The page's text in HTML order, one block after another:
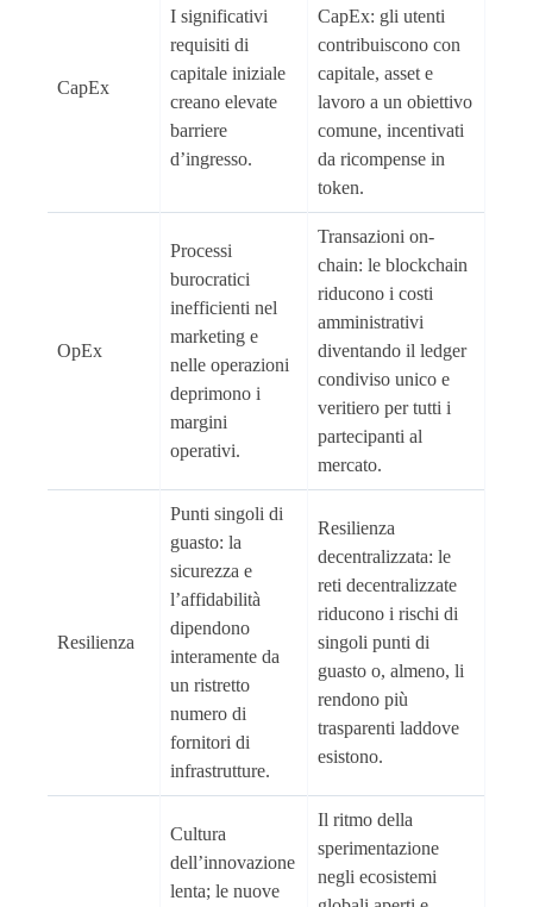
CapEx
I significativi
requisiti di
capitale iniziale
creano elevate
barriere
d’ingresso.
CapEx: gli utenti
contribuiscono con
capitale, asset e
lavoro a un obiettivo
comune, incentivati
da ricompense in
token.
OpEx
Processi
burocratici
inefficienti nel
marketing e
nelle operazioni
deprimono i
margini
operativi.
Transazioni on-
chain: le blockchain
riducono i costi
amministrativi
diventando il ledger
condiviso unico e
veritiero per tutti i
partecipanti al
mercato.
Resilienza
Punti singoli di
guasto: la
sicurezza e
l’affidabilità
dipendono
interamente da
un ristretto
numero di
fornitori di
infrastrutture.
Resilienza
decentralizzata: le
reti decentralizzate
riducono i rischi di
singoli punti di
guasto o, almeno, li
rendono più
trasparenti laddove
esistono.
Cultura
dell’innovazione
lenta; le nuove
Il ritmo della
sperimentazione
negli ecosistemi